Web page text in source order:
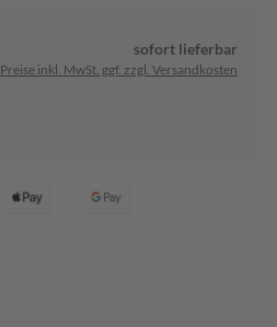
sofort lieferbar
Preise inkl. MwSt. ggf. zzgl. Versandkosten